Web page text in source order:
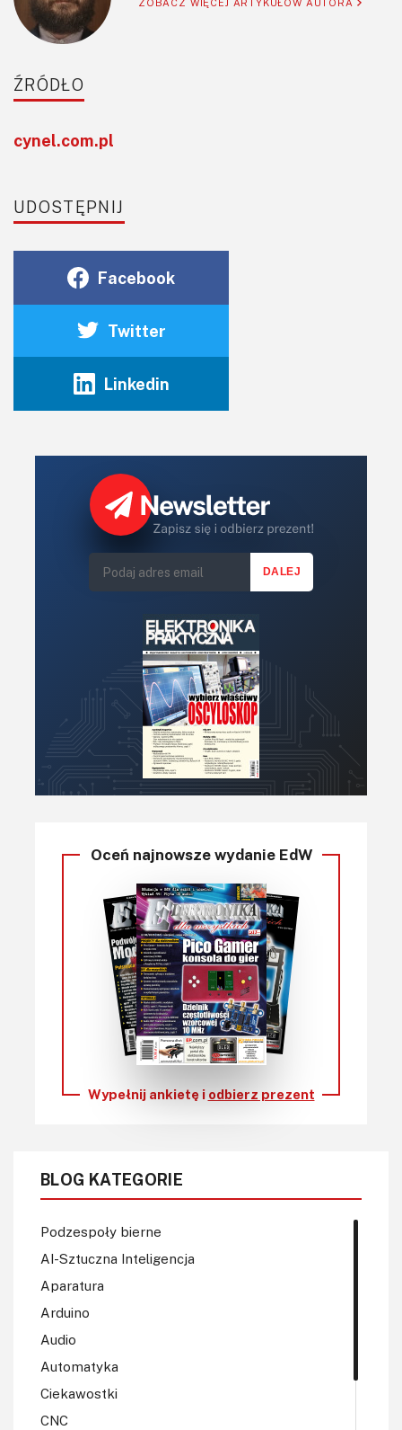
ŹRÓDŁO
cynel.com.pl
UDOSTĘPNIJ
Facebook
Twitter
Linkedin
Oceń najnowsze wydanie EdW
Wypełnij ankietę i odbierz prezent
BLOG KATEGORIE
Podzespoły bierne
AI-Sztuczna Inteligencja
Aparatura
Arduino
Audio
Automatyka
Ciekawostki
CNC